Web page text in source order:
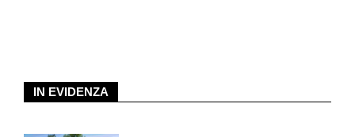
app speciali per le loro carte di credito che ordinano le spese
per periodi e categorie, facilitando così la visione d’insieme.
IN EVIDENZA